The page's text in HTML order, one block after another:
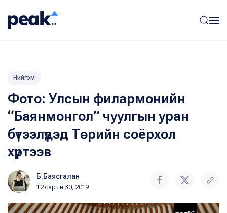
Нийгэм
Фото: Улсын филармонийн
“Баянмонгол” чуулгын уран
бүтээлүүдэд Төрийн соёрхол
хүртээв
Б.Баясгалан
12 сарын 30, 2019